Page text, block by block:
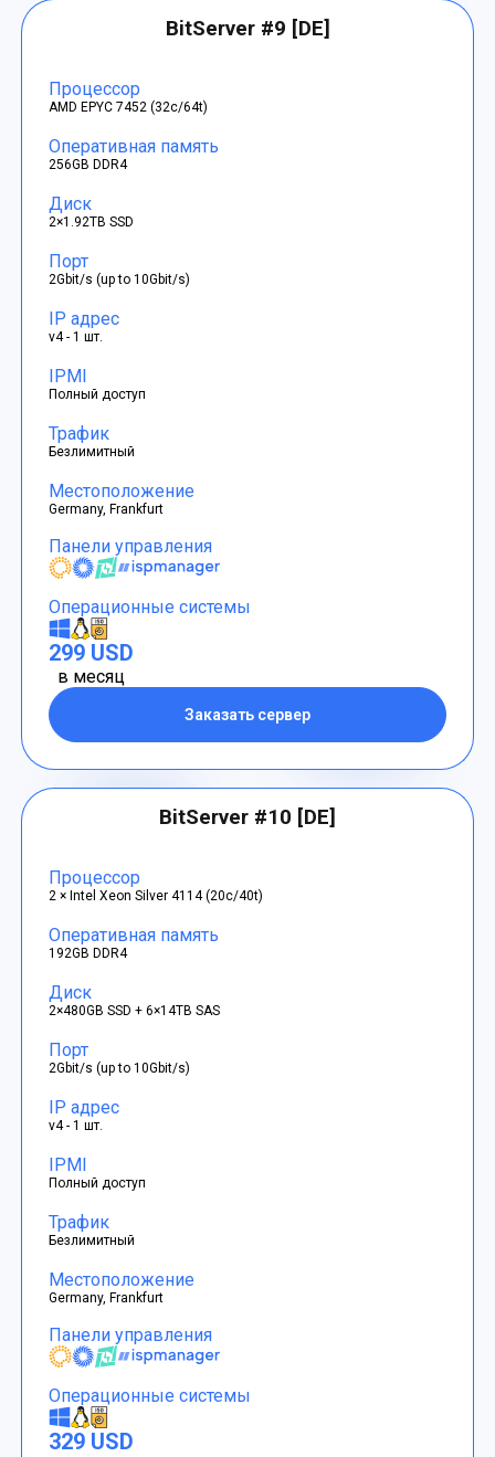
BitServer #9 [DE]
Процессор
AMD EPYC 7452 (32c/64t)
Оперативная память
256GB DDR4
Диск
2×1.92TB SSD
Порт
2Gbit/s (up to 10Gbit/s)
IP адрес
v4 - 1 шт.
IPMI
Полный доступ
Трафик
Безлимитный
Местоположение
Germany, Frankfurt
Панели управления
Операционные системы
299 USD
в месяц
Заказать сервер
BitServer #10 [DE]
Процессор
2 × Intel Xeon Silver 4114 (20c/40t)
Оперативная память
192GB DDR4
Диск
2×480GB SSD + 6×14TB SAS
Порт
2Gbit/s (up to 10Gbit/s)
IP адрес
v4 - 1 шт.
IPMI
Полный доступ
Трафик
Безлимитный
Местоположение
Germany, Frankfurt
Панели управления
Операционные системы
329 USD